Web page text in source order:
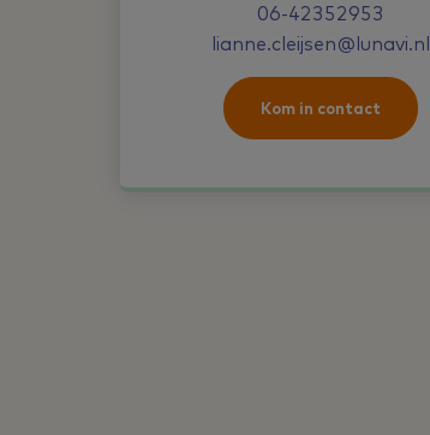
06-42352953
lianne.cleijsen@lunavi.nl
Kom in contact